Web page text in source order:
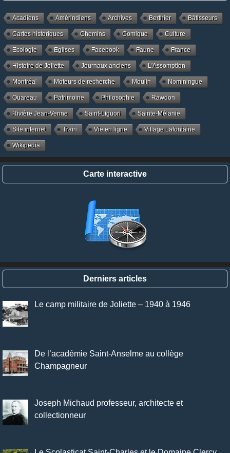
Acadiens Amérindiens Archives Berthier Bâtisseurs
Cartes historiques Chemins Comique Culture
Ecologie Eglises Facebook Faune France
Histoire de Joliette Journaux anciens L'Assomption
Montréal Moteurs de recherche Moulin Nominingue
Ouareau Patrimoine Philosophie Rawdon
Rivière Jean-Venne Saint-Liguori Sainte-Mélanie
Site internet Train Vie en ligne Village Lafontaine
Wikipedia
Carte interactive
Derniers articles
Le camp militaire de Joliette – 1940 à 1946
De l’académie Saint-Anselme au collège
Champagneur
Joseph Michaud professeur, architecte et
collectionneur